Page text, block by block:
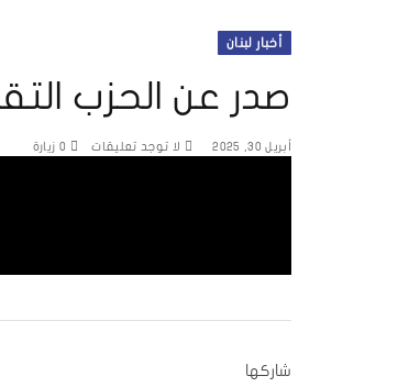
أخبار لبنان
صدر عن الحزب
أبريل 30, 2025 لا توجد تعليقات 0 زيارة
شاركها